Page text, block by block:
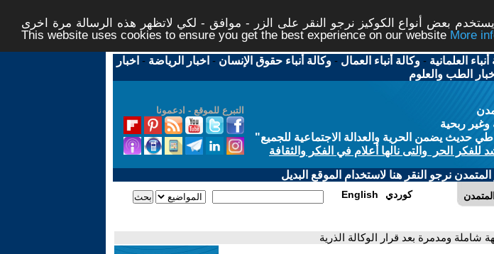
بعض أنواع الكوكيز نرجو النقر على الزر - موافق - لكي لاتظهر هذه الرسالة مرة اخرى -
This website uses cookies to ensure you get the best experience on our website
العلمانية -وكالة أنباء العمال -وكالة أنباء حقوق الإنسان - اخبار الرياضة - اخبار
الطب والعلوم
التبرع للموقع - ادعمونا
وغير ربحية
حديث يضمن الحرية والعدالة الاجتماعية للجميع"
الحر والتى نالها أعلام في الفكر والثقافة
نرجو النقر هنا لاستخدام الموقع البديل
English كوردي
شاملة ومدمرة بعد قرار الوكالة الذرية